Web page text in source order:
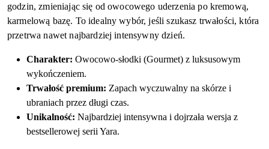
godzin, zmieniając się od owocowego uderzenia po kremową,
karmelową bazę. To idealny wybór, jeśli szukasz trwałości, która
przetrwa nawet najbardziej intensywny dzień.
Charakter: Owocowo-słodki (Gourmet) z luksusowym
wykończeniem.
Trwałość premium: Zapach wyczuwalny na skórze i
ubraniach przez długi czas.
Unikalność: Najbardziej intensywna i dojrzała wersja z
bestsellerowej serii Yara.